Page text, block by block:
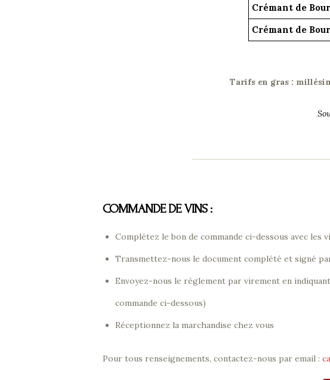
Crémant de
Crémant de
Tarifs en gras :
COMMANDE DE VINS :
Complétez le bon de commande ci-dessous avec les
Transmettez-nous le document complété et signé
Envoyez-nous le règlement par virement en
commande ci-dessous)
Réceptionnez la marchandise chez vous
Pour tous renseignements, contactez-nous par email :